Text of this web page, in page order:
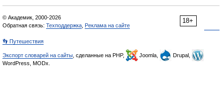
18+
© Академик, 2000-2026
Обратная связь: Техподдержка Реклама на сайте
👣 Путешествия
Экспорт словарей на сайты , сделанные на PHP, Joomla,
Drupal,
WordPress, MODx.